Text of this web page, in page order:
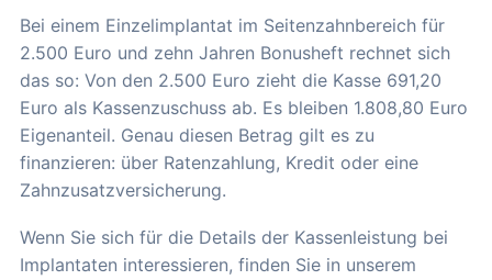
Bei einem Einzelimplantat im Seitenzahnbereich für
2.500 Euro und zehn Jahren Bonusheft rechnet sich
das so: Von den 2.500 Euro zieht die Kasse 691,20
Euro als Kassenzuschuss ab. Es bleiben 1.808,80 Euro
Eigenanteil. Genau diesen Betrag gilt es zu
finanzieren: über Ratenzahlung, Kredit oder eine
Zahnzusatzversicherung.
Wenn Sie sich für die Details der Kassenleistung bei
Implantaten interessieren, finden Sie in unserem